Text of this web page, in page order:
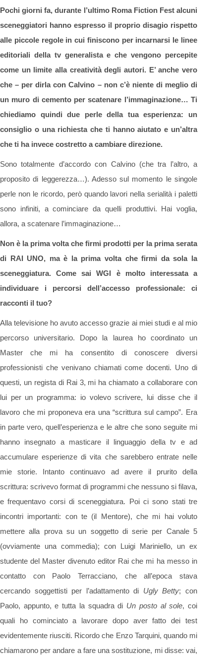
Pochi giorni fa, durante l’ultimo Roma Fiction Fest alcuni
sceneggiatori hanno espresso il proprio disagio rispetto
alle piccole regole in cui finiscono per incarnarsi le linee
editoriali della tv generalista e che vengono percepite
come un limite alla creatività degli autori. E’ anche vero
che – per dirla con Calvino – non c’è niente di meglio di
un muro di cemento per scatenare l’immaginazione… Ti
chiediamo quindi due perle della tua esperienza: un
consiglio o una richiesta che ti hanno aiutato e un’altra
che ti ha invece costretto a cambiare direzione.
Sono totalmente d’accordo con Calvino (che tra l’altro, a
proposito di leggerezza…). Adesso sul momento le singole
perle non le ricordo, però quando lavori nella serialità i paletti
sono infiniti, a cominciare da quelli produttivi. Hai voglia,
allora, a scatenare l’immaginazione…
Non è la prima volta che firmi prodotti per la prima serata
di RAI UNO, ma è la prima volta che firmi da sola la
sceneggiatura. Come sai WGI è molto interessata a
individuare i percorsi dell’accesso professionale: ci
racconti il tuo?
Alla televisione ho avuto accesso grazie ai miei studi e al mio
percorso universitario. Dopo la laurea ho coordinato un
Master che mi ha consentito di conoscere diversi
professionisti che venivano chiamati come docenti. Uno di
questi, un regista di Rai 3, mi ha chiamato a collaborare con
lui per un programma: io volevo scrivere, lui disse che il
lavoro che mi proponeva era una “scrittura sul campo”. Era
in parte vero, quell’esperienza e le altre che sono seguite mi
hanno insegnato a masticare il linguaggio della tv e ad
accumulare esperienze di vita che sarebbero entrate nelle
mie storie. Intanto continuavo ad avere il prurito della
scrittura: scrivevo format di programmi che nessuno si filava,
e frequentavo corsi di sceneggiatura. Poi ci sono stati tre
incontri importanti: con te (il Mentore), che mi hai voluto
mettere alla prova su un soggetto di serie per Canale 5
(ovviamente una commedia); con Luigi Mariniello, un ex
studente del Master divenuto editor Rai che mi ha messo in
contatto con Paolo Terracciano, che all’epoca stava
cercando soggettisti per l’adattamento di Ugly Betty; con
Paolo, appunto, e tutta la squadra di Un posto al sole, coi
quali ho cominciato a lavorare dopo aver fatto dei test
evidentemente riusciti. Ricordo che Enzo Tarquini, quando mi
chiamarono per andare a fare una sostituzione, mi disse: vai,